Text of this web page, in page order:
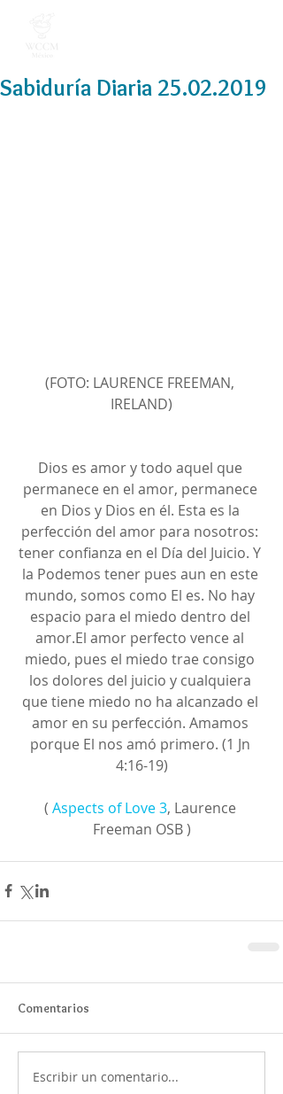
Sabiduría Diaria 25.02.2019
(FOTO: LAURENCE FREEMAN,
IRELAND)
Dios es amor y todo aquel que
permanece en el amor, permanece
en Dios y Dios en él. Esta es la
perfección del amor para nosotros:
tener confianza en el Día del Juicio. Y
la Podemos tener pues aun en este
mundo, somos como El es. No hay
espacio para el miedo dentro del
amor.El amor perfecto vence al
miedo, pues el miedo trae consigo
los dolores del juicio y cualquiera
que tiene miedo no ha alcanzado el
amor en su perfección. Amamos
porque El nos amó primero. (1 Jn
4:16-19)
( Aspects of Love 3, Laurence
Freeman OSB )
Comentarios
Escribir un comentario...